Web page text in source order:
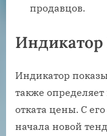
продавцов.
Индикатор
Индикатор
также
отката цены. С
начала новой